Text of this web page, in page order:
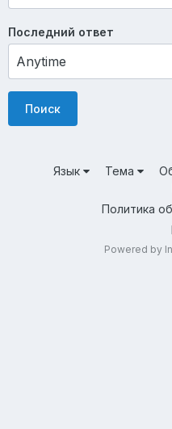
Последний ответ
Поиск
Язык Тема
Политика
Powered by